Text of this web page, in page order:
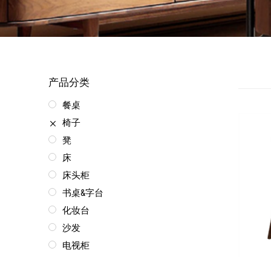
产品分类
餐桌
椅子
凳
床
床头柜
书桌&字台
化妆台
沙发
电视柜